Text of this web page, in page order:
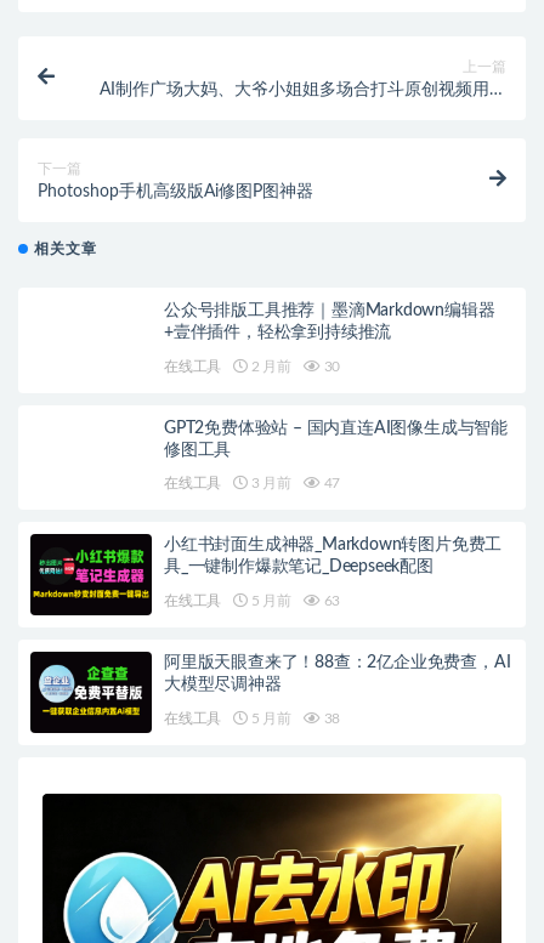
上一篇
AI制作广场大妈、大爷小姐姐多场合打斗原创视频用免
下一篇
Photoshop手机高级版Ai修图P图神器
相关文章
公众号排版工具推荐｜墨滴Markdown编辑器
+壹伴插件，轻松拿到持续推流
在线工具 2 月前 30
GPT2免费体验站 – 国内直连AI图像生成与智能
修图工具
在线工具 3 月前 47
小红书封面生成神器_Markdown转图片免费工
具_一键制作爆款笔记_Deepseek配图
在线工具 5 月前 63
阿里版天眼查来了！88查：2亿企业免费查，AI
大模型尽调神器
在线工具 5 月前 38